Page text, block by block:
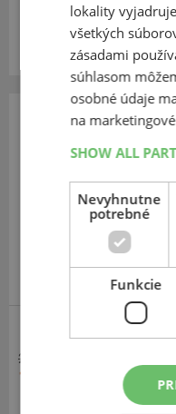
SKLADOM
Na
160
215,25 €
125,50 €
lokality
všetkých
zásadami
súhlasom
osobné údaje
na
SHOW ALL
Nevyhnutne
potrebné
Funkcie